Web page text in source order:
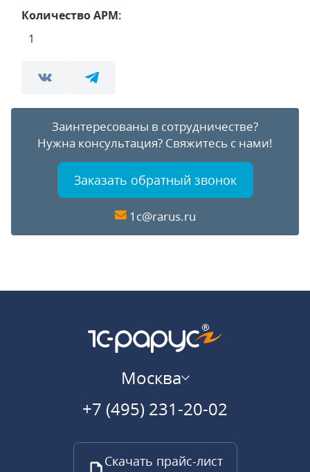
Количество АРМ:
1
Заинтересованы в сотрудничестве?
Нужна консультация? Свяжитесь с нами!
Заказать обратный звонок
1c@rarus.ru
Москва
+7 (495) 231-20-02
Скачать прайс-лист